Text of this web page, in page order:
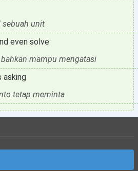
sebuah unit
even solve
mampu mengatasi
asking
tetap meminta